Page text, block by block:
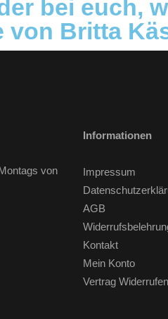
bei euch,
von Britta
von
Informationen
Impressum
AGB
Kontakt
Mein Konto
Vertrag Widerrufen